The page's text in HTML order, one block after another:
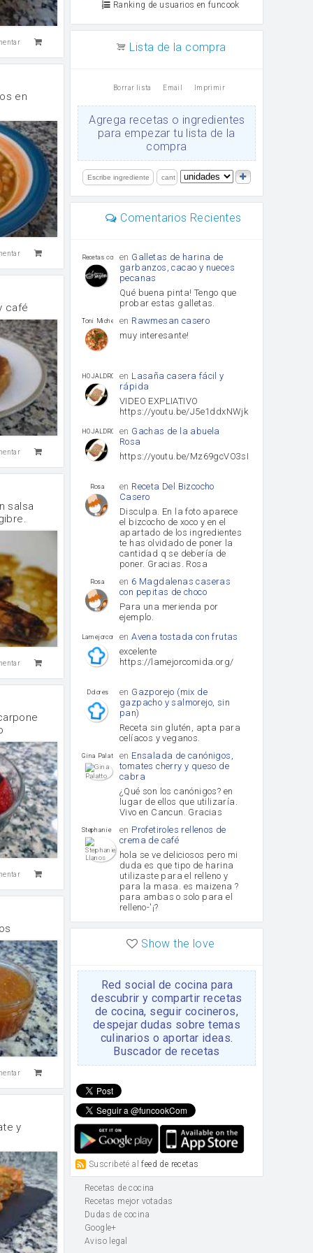
en
café
salsa
y
Ranking de usuarios en funcook
Lista de la compra
Borrar lista Email Imprimir
Agrega recetas o ingredientes
para empezar tu lista de la
compra
Comentarios Recientes
Recetas con sazon
en Galletas de harina de
garbanzos, cacao y nueces
pecanas
Qué buena pinta! Tengo que
probar estas galletas.
Toni Michel Caubet
en Rawmesan casero
muy interesante!
HOJALDROSA TV
en Lasaña casera fácil y
rápida
VIDEO EXPLIATIVO
https://youtu.be/J5e1ddxNWjk
HOJALDROSA TV
en Gachas de la abuela
Rosa
https://youtu.be/Mz69gcVO3sI
Rosa en Receta Del Bizcocho
Casero
Disculpa. En la foto aparece
el bizcocho de xoco y en el
apartado de los ingredientes
te has olvidado de poner la
cantidad q se debería de
poner. Gracias. Rosa
Rosa en 6 Magdalenas caseras
con pepitas de choco
Para una merienda por
ejemplo.
lamejorcomida
enAvena tostada con frutas
excelente
https://lamejorcomida.org/
Dolores en Gazporejo (mix de
gazpacho y salmorejo, sin
pan)
Receta sin glutén, apta para
celíacos y veganos.
Gina Palatto en Ensalada de canónigos,
tomates cherry y queso de
cabra
¿Qué son los canónigos? en
lugar de ellos que utilizaría.
Vivo en Cancun. Gracias
Stephanie Llanos
en Profetiroles rellenos de
crema de café
hola se ve deliciosos pero mi
duda es que tipo de harina
utilizaste para el relleno y
para la masa. es maizena ?
para ambas o solo para el
relleno-'¡?
Show the love
Red social de cocina para
descubrir y compartir recetas
de cocina, seguir cocineros,
despejar dudas sobre temas
culinarios o aportar ideas.
Buscador de recetas
Suscribeté alfeed de recetas
Recetas de cocina
Recetas mejor votadas
Dudas de cocina
Google+
Aviso legal